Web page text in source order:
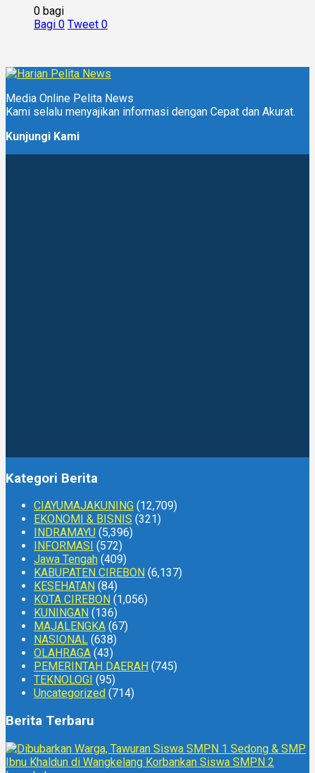
0 bagi
Bagi 0 Tweet 0
Media Online Pelita News
Kami selalu menyajikan informasi dengan Cepat dan Akurat.
Kunjungi Kami
Kategori Berita
CIAYUMAJAKUNING (12,709)
EKONOMI & BISNIS (321)
INDRAMAYU (5,396)
INFORMASI (572)
Jawa Tengah (409)
KABUPATEN CIREBON (6,137)
KESEHATAN (84)
KOTA CIREBON (1,056)
KUNINGAN (136)
MAJALENGKA (67)
NASIONAL (638)
OLAHRAGA (43)
PEMERINTAH DAERAH (745)
TEKNOLOGI (95)
Uncategorized (714)
Berita Terbaru